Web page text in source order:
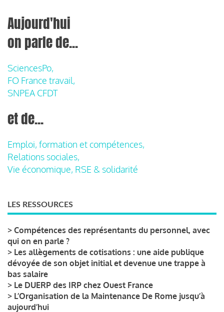
Aujourd'hui
on parle de...
SciencesPo,
FO France travail,
SNPEA CFDT
et de...
Emploi, formation et compétences,
Relations sociales,
Vie économique, RSE & solidarité
LES RESSOURCES
> Compétences des représentants du personnel, avec
qui on en parle ?
> Les allègements de cotisations : une aide publique
dévoyée de son objet initial et devenue une trappe à
bas salaire
> Le DUERP des IRP chez Ouest France
> L’Organisation de la Maintenance De Rome jusqu’à
aujourd’hui